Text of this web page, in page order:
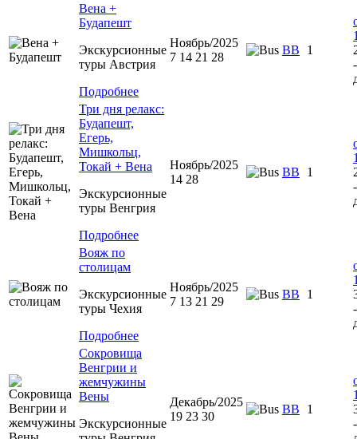
Вена +
Будапешт
Экскурсионные
туры Австрия
Подробнее
Ноябрь/2025
7 14 21 28
BB 1
Три дня релакс:
Будапешт,
Егерь,
Мишкольц,
Токай + Вена
Экскурсионные
туры Венгрия
Подробнее
Ноябрь/2025
14 28
BB 1
Вояж по
столицам
Экскурсионные
туры Чехия
Подробнее
Ноябрь/2025
7 13 21 29
BB 1
Сокровища
Венгрии и
жемчужины
Вены
Экскурсионные
Декабрь/2025
19 23 30
BB 1